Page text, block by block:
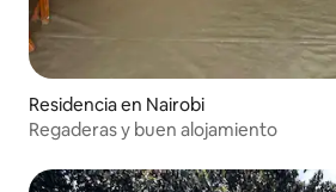
Residencia en Nairobi
Regaderas y buen alojamiento